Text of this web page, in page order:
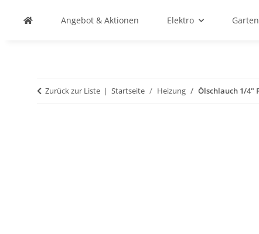
Angebot & Aktionen Elektro Garten
Zurück zur Liste Startseite Heizung Ölschlauch 1/4"